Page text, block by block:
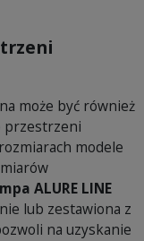
może być również
przestrzeni
modele
ALURE LINE
lub zestawiona z
na uzyskanie